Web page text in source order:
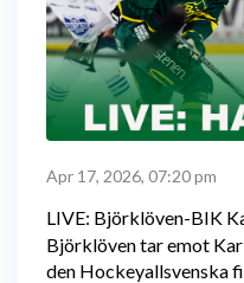
Apr 17, 2026, 07:20 pm
LIVE: Björklöven-BIK
Björklöven tar emot
den Hockeyallsvenska